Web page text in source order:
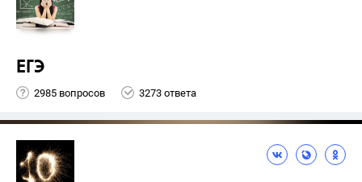
ЕГЭ
2985 вопросов 3273 ответа